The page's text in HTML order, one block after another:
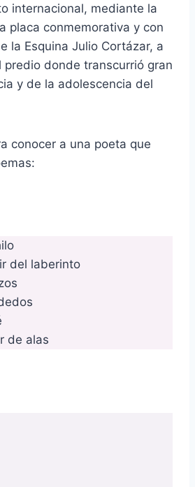
internacional, mediante la
placa conmemorativa y con
la Esquina Julio Cortázar, a
predio donde transcurrió gran
y de la adolescencia del
conocer a una poeta que
del laberinto
de alas